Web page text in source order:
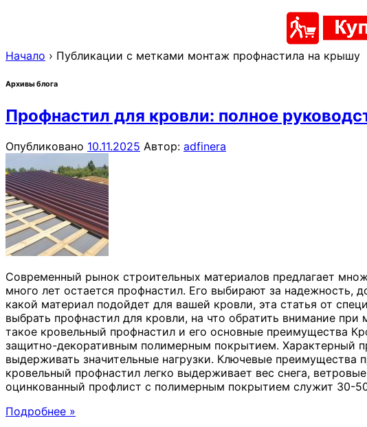
Начало › Публикации с метками монтаж профнастила на крышу
Архивы блога
Профнастил для кровли: полное
Опубликовано 10.11.2025 Автор: adfinera
Современный рынок строительных материалов предлагает
много лет остается профнастил. Его выбирают за
какой материал подойдет для вашей кровли, эта статья от
выбрать профнастил для кровли, на что обратить внимание
такое кровельный профнастил и его основные преимущества
защитно-декоративным полимерным покрытием. Характерный
выдерживать значительные нагрузки. Ключевые
кровельный профнастил легко выдерживает вес снега,
оцинкованный профлист с полимерным покрытием служит 30-
Подробнее »